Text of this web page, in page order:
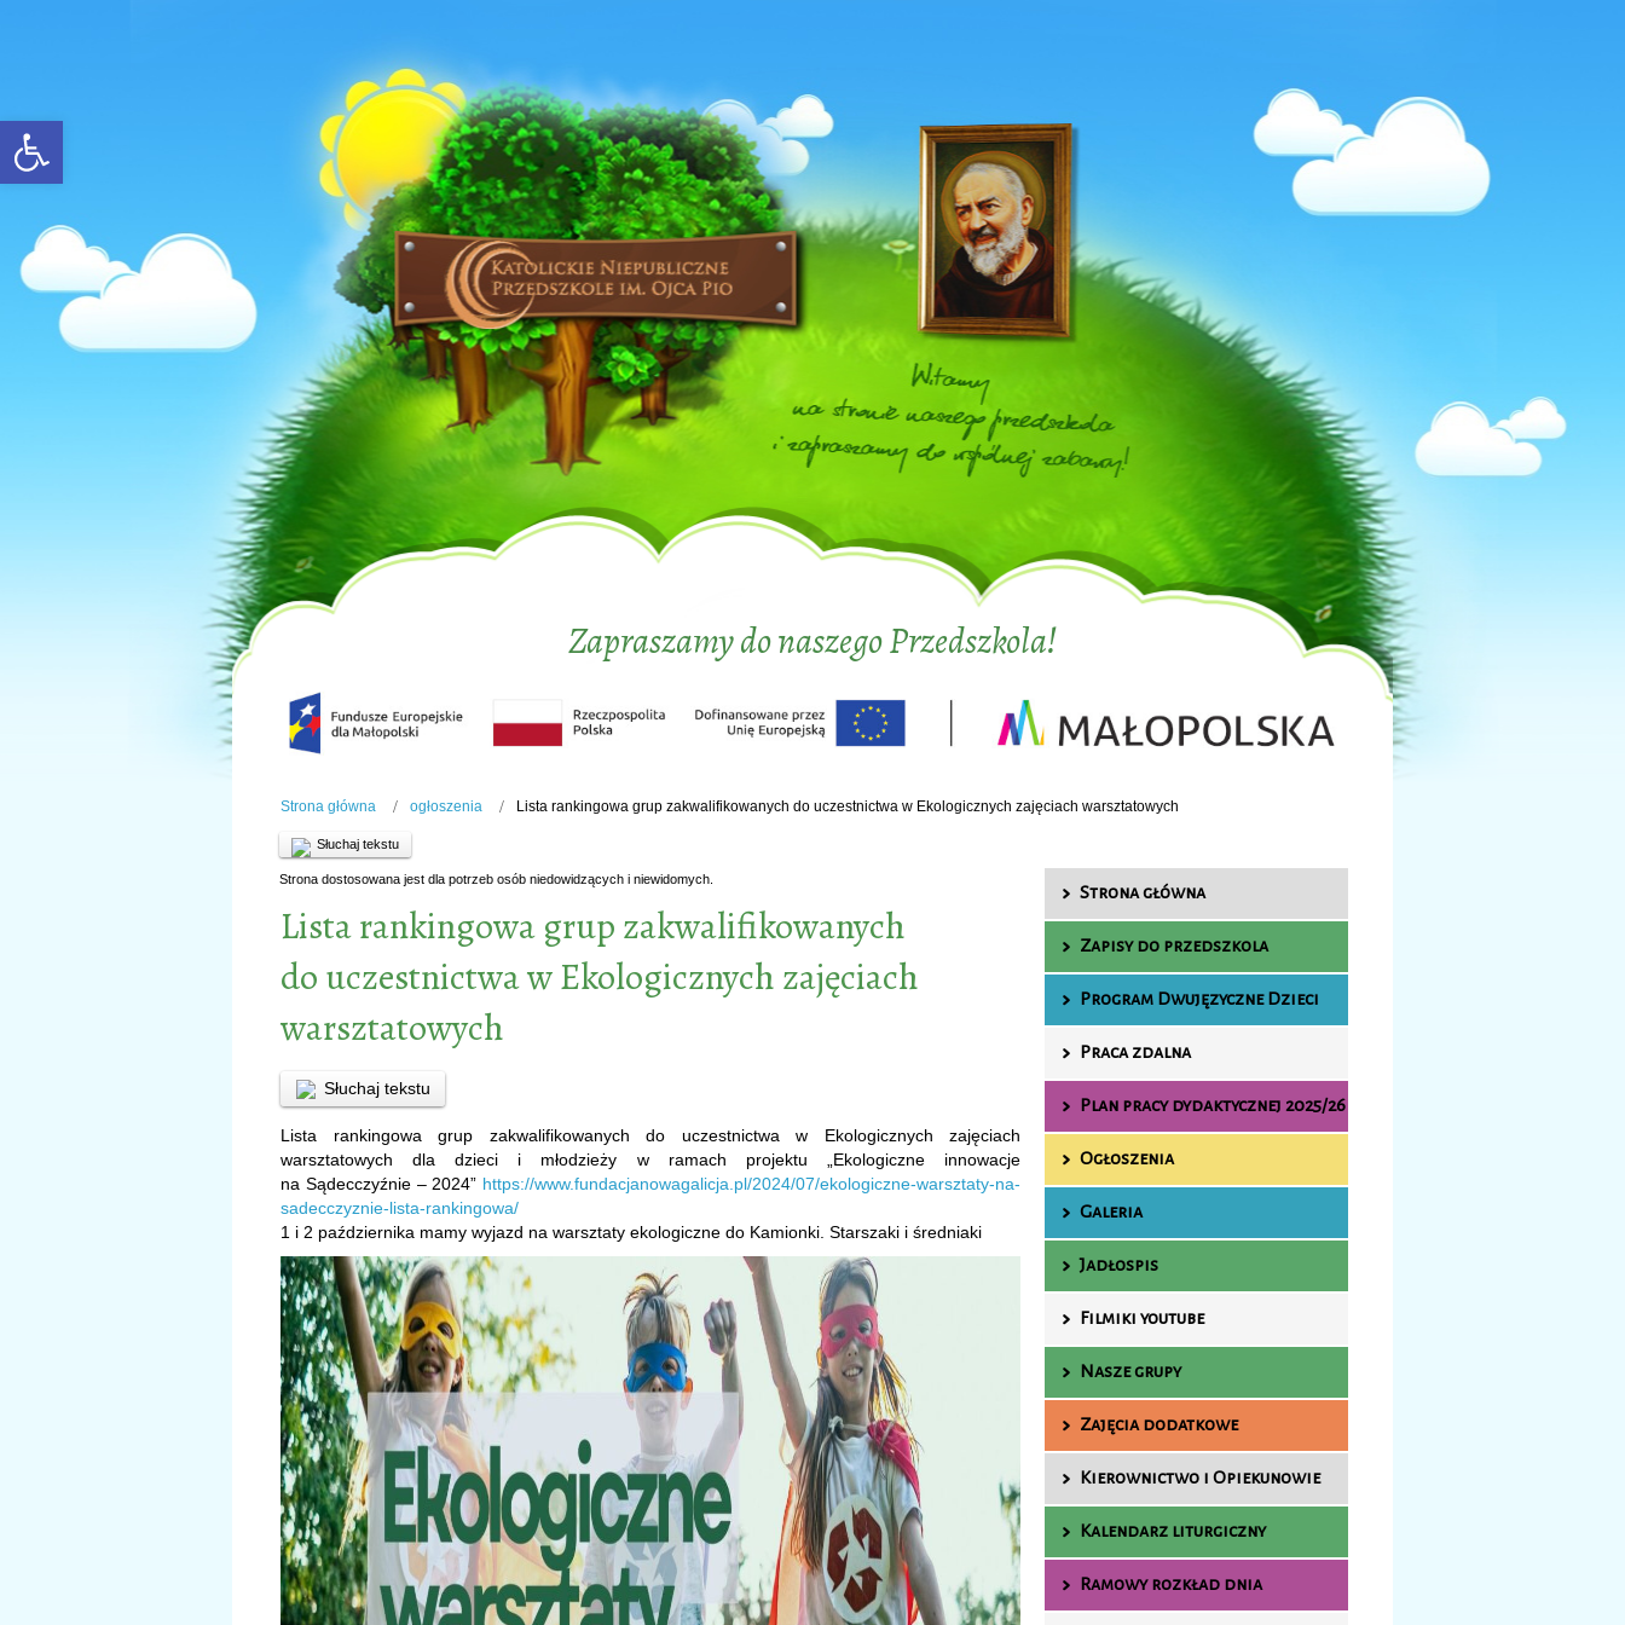
Open toolbar
Zapraszamy do naszego Przedszkola!
Strona główna ogłoszenia Lista rankingowa grup zakwalifikowanych do uczestnictwa w Ekologicznych zajęciach warsztatowych
Słuchaj tekstu
Strona dostosowana jest dla potrzeb osób niedowidzących i niewidomych.
Lista rankingowa grup zakwalifikowanych
do uczestnictwa w Ekologicznych zajęciach
warsztatowych
Słuchaj tekstu
Lista rankingowa grup zakwalifikowanych do uczestnictwa w Ekologicznych zajęciach
warsztatowych dla dzieci i młodzieży w ramach projektu „Ekologiczne innowacje
na Sądecczyźnie – 2024” https://www.fundacjanowagalicja.pl/2024/07/ekologiczne-warsztaty-na-
sadecczyznie-lista-rankingowa/
1 i 2 października mamy wyjazd na warsztaty ekologiczne do Kamionki. Starszaki i średniaki
Strona główna
Zapisy do przedszkola
Program Dwujęzyczne Dzieci
Praca zdalna
Plan pracy dydaktycznej 2025/26
Ogłoszenia
Galeria
Jadłospis
Filmiki youtube
Nasze grupy
Zajęcia dodatkowe
Kierownictwo i Opiekunowie
Kalendarz liturgiczny
Ramowy rozkład dnia